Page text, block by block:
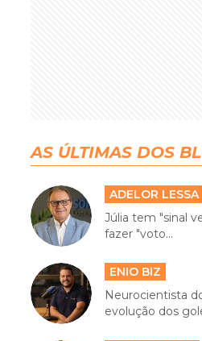
AS ÚLTIMAS DOS
ADELOR LESSA
Júlia tem "sinal
fazer "voto...
ENIO BIZ
Neurocientista
evolução dos